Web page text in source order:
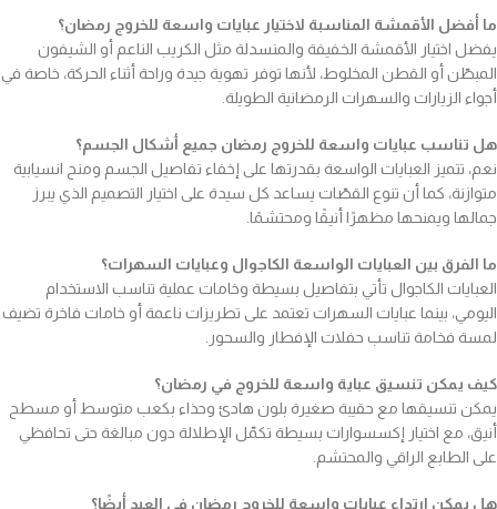
ما أفضل الأقمشة المناسبة لاختيار عبايات واسعة للخروج رمضان؟
يفضل اختيار الأقمشة الخفيفة والمنسدلة مثل الكريب الناعم أو الشيفون
المبطّن أو القطن المخلوط، لأنها توفر تهوية جيدة وراحة أثناء الحركة، خاصة في
أجواء الزيارات والسهرات الرمضانية الطويلة.
هل تناسب عبايات واسعة للخروج رمضان جميع أشكال الجسم؟
نعم، تتميز العبايات الواسعة بقدرتها على إخفاء تفاصيل الجسم ومنح انسيابية
متوازنة، كما أن تنوع القصّات يساعد كل سيدة على اختيار التصميم الذي يبرز
جمالها ويمنحها مظهرًا أنيقًا ومحتشمًا.
ما الفرق بين العبايات الواسعة الكاجوال وعبايات السهرات؟
العبايات الكاجوال تأتي بتفاصيل بسيطة وخامات عملية تناسب الاستخدام
اليومي، بينما عبايات السهرات تعتمد على تطريزات ناعمة أو خامات فاخرة تضيف
لمسة فخامة تناسب حفلات الإفطار والسحور.
كيف يمكن تنسيق عباية واسعة للخروج في رمضان؟
يمكن تنسيقها مع حقيبة صغيرة بلون هادئ وحذاء بكعب متوسط أو مسطح
أنيق، مع اختيار إكسسوارات بسيطة تكمّل الإطلالة دون مبالغة حتى تحافظي
على الطابع الراقي والمحتشم.
هل يمكن ارتداء عبايات واسعة للخروج رمضان في العيد أيضًا؟